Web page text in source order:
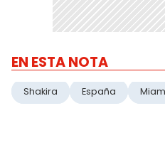
EN ESTA NOTA
Shakira España